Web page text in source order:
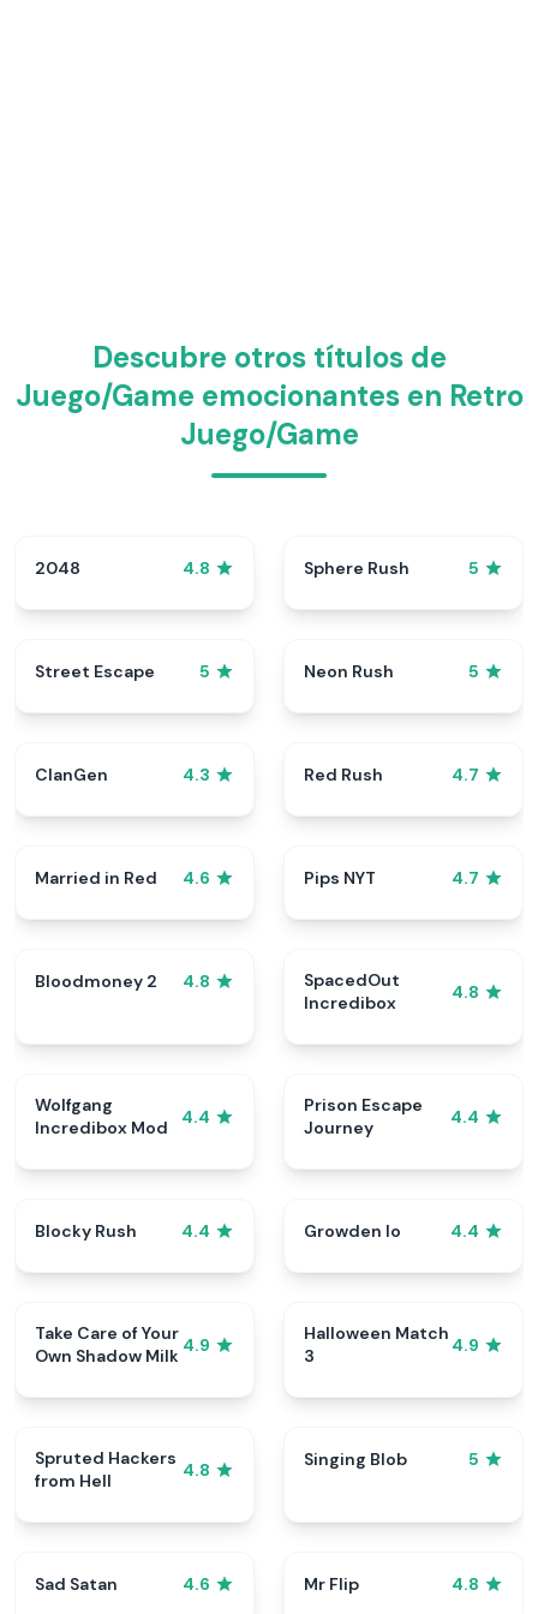
Descubre otros títulos de
Juego/Game emocionantes en Retro
Juego/Game
2048 4.8 Sphere Rush 5
Street Escape 5 Neon Rush 5
ClanGen 4.3 Red Rush 4.7
Married in Red 4.6 Pips NYT 4.7
Bloodmoney 2 4.8
SpacedOut
Incredibox
4.8
Wolfgang
Incredibox Mod
4.4
Prison Escape
Journey
4.4
Blocky Rush 4.4 Growden Io 4.4
Take Care of Your
Own Shadow Milk 4.9
Halloween Match
3
4.9
Spruted Hackers
from Hell
4.8
Singing Blob 5
Sad Satan 4.6 Mr Flip 4.8